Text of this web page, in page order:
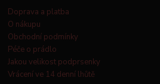
Doprava a platba
O nákupu
Obchodní podmínky
Péče o prádlo
Jakou velikost podprsenky
Vrácení ve 14 denní lhůtě